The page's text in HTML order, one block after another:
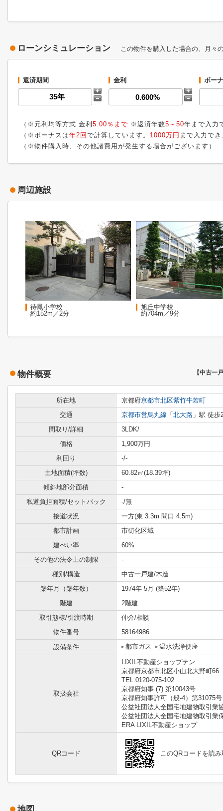
ローンシミュレーション この物件を購入した場合の、月々
返済期間 金利 ボー
（※元利均等方式 金利 5.00％まで ※返済年数5～50年まで入力
（※ボーナスは年2回 で計算しています。 1000万円 まで入力で
（※物件購入時、その他諸費用が発生する場合がございます）
周辺施設
待鳳小学校
約152m／2分
旭丘中学校
約704m／9分
物件概要 【中古一
所在地 京都府京都市北区紫竹牛若町
交通
京都市営烏丸線 「 北大路 」駅 徒歩
間取り/詳細
3LDK/
価格
1,900万円
利回り
-/-
土地面積(坪数)
60.82㎡(18.39坪)
傾斜地部分面積
-
私道負担面積/セットバック
-/無
接道状況
一方(東 3.3m 間口 4.5m)
都市計画
市街化区域
建ぺい率
60%
その他の法令上の制限
-
種別/構造
中古一戸建/木造
築年月（築年数）
1974年 5月 (築52年)
階建
2階建
取引態様/引渡時期
仲介/相談
物件番号
58164986
設備条件
都市ガス 温水洗浄便座
取扱会社
LIXIL不動産ショップテン
京都府京都市北区小山北大野町66
TEL:0120-075-102
京都府知事 (7) 第10043号
京都府知事許可（般-4）第31075号
公益社団法人全国宅地建物取引業
公益社団法人全国宅地建物取引業
ERA LIXIL不動産ショップ
QRコード このQRコードを読
地図